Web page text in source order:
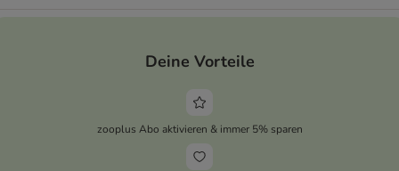
Deine Vorteile
zooplus Abo aktivieren & immer 5% sparen